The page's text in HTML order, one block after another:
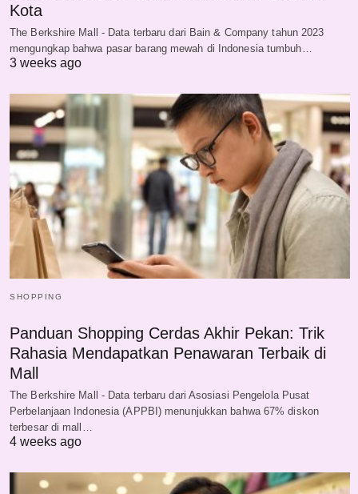
Kota
The Berkshire Mall - Data terbaru dari Bain & Company tahun 2023
mengungkap bahwa pasar barang mewah di Indonesia tumbuh…
3 weeks ago
SHOPPING
Panduan Shopping Cerdas Akhir Pekan: Trik
Rahasia Mendapatkan Penawaran Terbaik di
Mall
The Berkshire Mall - Data terbaru dari Asosiasi Pengelola Pusat
Perbelanjaan Indonesia (APPBI) menunjukkan bahwa 67% diskon
terbesar di mall…
4 weeks ago